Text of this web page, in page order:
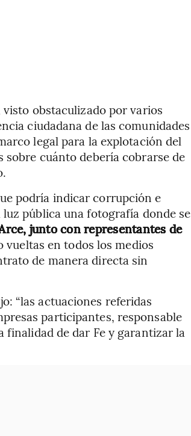
obstaculizado por varios
ciudadana de las comunidades
legal para la explotación del
cuánto debería cobrarse de
podría indicar corrupción e
pública una fotografía donde se
junto con representantes de
vueltas en todos los medios
de manera directa sin
“las actuaciones referidas
participantes, responsable
finalidad de dar Fe y garantizar la